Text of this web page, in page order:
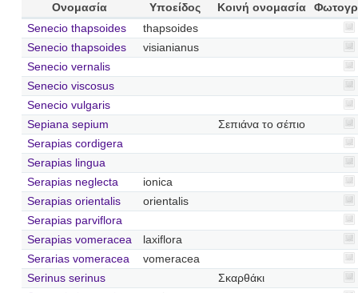
Ονομασία Υποείδος Κοινή ονομασία
Senecio thapsoides
thapsoides
Senecio thapsoides
visianianus
Senecio vernalis
Senecio viscosus
Senecio vulgaris
Sepiana sepium
Σεπιάνα το σέπιο
Serapias cordigera
Serapias lingua
Serapias neglecta
ionica
Serapias orientalis
orientalis
Serapias parviflora
Serapias vomeracea
laxiflora
Serarias vomeracea
vomeracea
Serinus serinus
Σκαρθάκι